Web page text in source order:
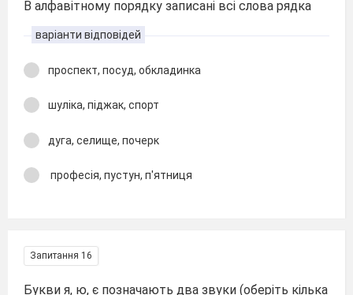
В алфавітному порядку записані всі слова рядка
варіанти відповідей
проспект, посуд, обкладинка
шуліка, піджак, спорт
дуга, селище, почерк
професія, пустун, п'ятниця
Запитання 16
Букви я, ю, є позначають два звуки (оберіть кілька